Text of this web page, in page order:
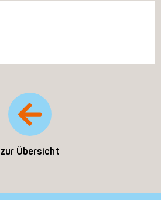
zur Übersicht